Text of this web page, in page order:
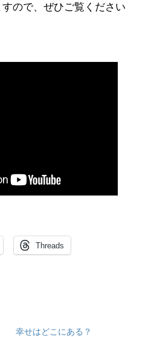
ので、ぜひご覧ください
Threads
幸せはどこにある？